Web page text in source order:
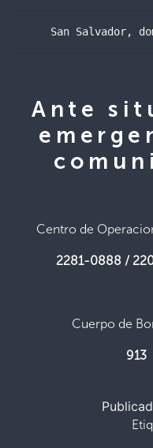
San Salvador,
Ante
Centro de
2281-0888 /
Cuerpo de
913